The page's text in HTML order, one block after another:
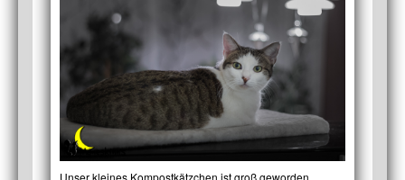
Unser kleines Kompostkätzchen ist groß geworden.